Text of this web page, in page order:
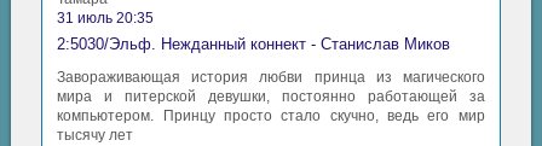
31 июль 20:35
2:5030/Эльф. Нежданный коннект - Станислав Миков
Завораживающая история любви принца из магического
мира и питерской девушки, постоянно работающей за
компьютером. Принцу просто стало скучно, ведь его мир
тысячу лет